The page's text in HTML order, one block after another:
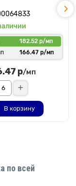
182.52 р/мп
166.47 р/мп
р/мп
В корзину
по всей